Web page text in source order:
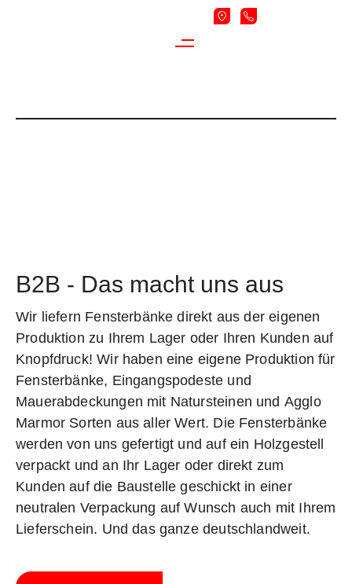
B2B - Das macht uns aus
Wir liefern Fensterbänke direkt aus der eigenen
Produktion zu Ihrem Lager oder Ihren Kunden auf
Knopfdruck! Wir haben eine eigene Produktion für
Fensterbänke, Eingangspodeste und
Mauerabdeckungen mit Natursteinen und Agglo
Marmor Sorten aus aller Wert. Die Fensterbänke
werden von uns gefertigt und auf ein Holzgestell
verpackt und an Ihr Lager oder direkt zum
Kunden auf die Baustelle geschickt in einer
neutralen Verpackung auf Wunsch auch mit Ihrem
Lieferschein. Und das ganze deutschlandweit.